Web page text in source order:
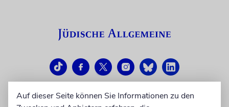
Auf dieser Seite können Sie Informationen zu den